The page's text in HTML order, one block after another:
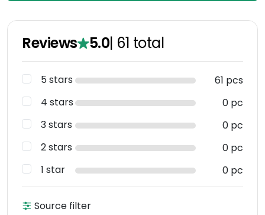
Reviews 5.0| 61 total
5 stars
61 pcs
4 stars
0 pc
3 stars
0 pc
2 stars
0 pc
1 star
0 pc
Source filter